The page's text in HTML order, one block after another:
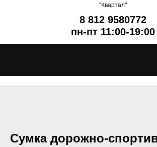
"Квартал"
8 812 9580772
пн-пт 11:00-19:00
Сумка дорожно-